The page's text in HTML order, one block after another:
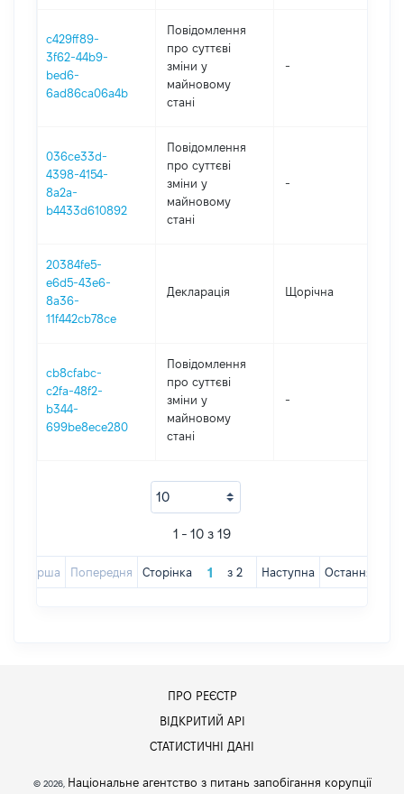
c429ff89-
3f62-44b9-
bed6-
6ad86ca06a4b
Повідомлення
про суттєві
зміни y
майновому
стані
-
036ce33d-
4398-4154-
8a2a-
b4433d610892
Повідомлення
про суттєві
зміни y
майновому
стані
-
20384fe5-
e6d5-43e6-
8a36-
11f442cb78ce
Декларація Щорічна
cb8cfabc-
c2fa-48f2-
b344-
699be8ece280
Повідомлення
про суттєві
зміни y
майновому
стані
-
1 - 10 з 19
Перша Попередня Сторінка з 2 Наступна Остання
ПРО РЕЄСТР
ВІДКРИТИЙ АРІ
СТАТИСТИЧНІ ДАНІ
© 2026, Національне агентство з питань запобігання корупції